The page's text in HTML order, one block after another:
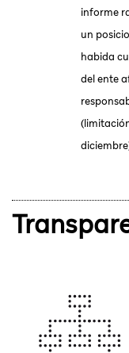
informe
un
habida
del ente